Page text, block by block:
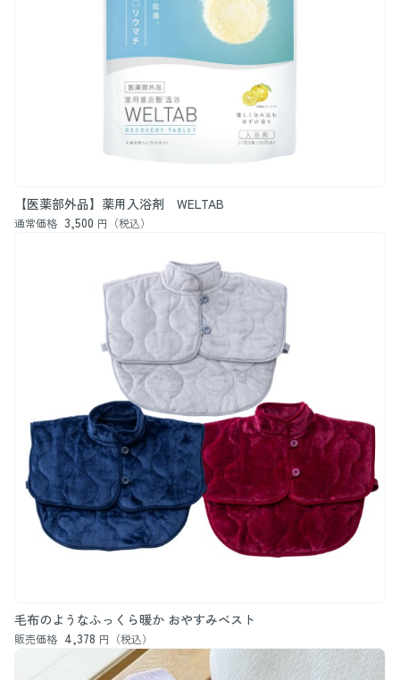
【医薬部外品】薬用入浴剤 WELTAB
通常価格 3,500 円（税込）
毛布のようなふっくら暖か おやすみベスト
販売価格 4,378 円（税込）